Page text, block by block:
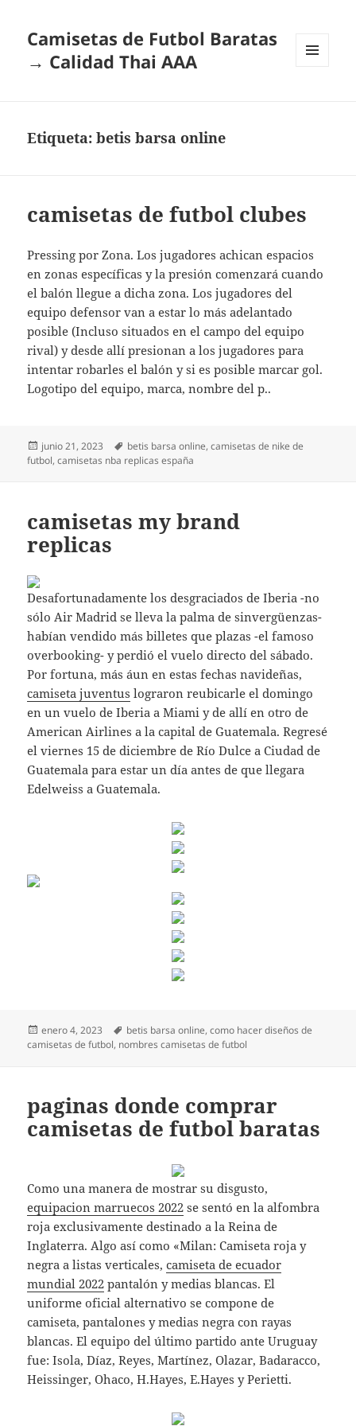
Camisetas de Futbol Baratas
→ Calidad Thai AAA
Etiqueta:betis barsa online
camisetas de futbol clubes
Pressing por Zona. Los jugadores achican espacios
en zonas específicas y la presión comenzará cuando
el balón llegue a dicha zona. Los jugadores del
equipo defensor van a estar lo más adelantado
posible (Incluso situados en el campo del equipo
rival) y desde allí presionan a los jugadores para
intentar robarles el balón y si es posible marcar gol.
Logotipo del equipo, marca, nombre del p..
Publicado
el
junio 21, 2023 Etiquetas
betis barsa online,camisetas de nike de
futbol,camisetas nba replicas españa
camisetas my brand
replicas
Desafortunadamente los desgraciados de Iberia -no
sólo Air Madrid se lleva la palma de sinvergüenzas-
habían vendido más billetes que plazas -el famoso
overbooking- y perdió el vuelo directo del sábado.
Por fortuna, más áun en estas fechas navideñas,
camiseta juventus lograron reubicarle el domingo
en un vuelo de Iberia a Miami y de allí en otro de
American Airlines a la capital de Guatemala. Regresé
el viernes 15 de diciembre de Río Dulce a Ciudad de
Guatemala para estar un día antes de que llegara
Edelweiss a Guatemala.
Publicado
el
enero 4, 2023 Etiquetas
betis barsa online,como hacer diseños de
camisetas de futbol, nombres camisetas de futbol
paginas donde comprar
camisetas de futbol baratas
Como una manera de mostrar su disgusto,
equipacion marruecos 2022 se sentó en la alfombra
roja exclusivamente destinado a la Reina de
Inglaterra. Algo así como «Milan: Camiseta roja y
negra a listas verticales,camiseta de ecuador
mundial 2022 pantalón y medias blancas. El
uniforme oficial alternativo se compone de
camiseta, pantalones y medias negra con rayas
blancas. El equipo del último partido ante Uruguay
fue: Isola, Díaz, Reyes, Martínez, Olazar, Badaracco,
Heissinger, Ohaco, H.Hayes, E.Hayes y Perietti.